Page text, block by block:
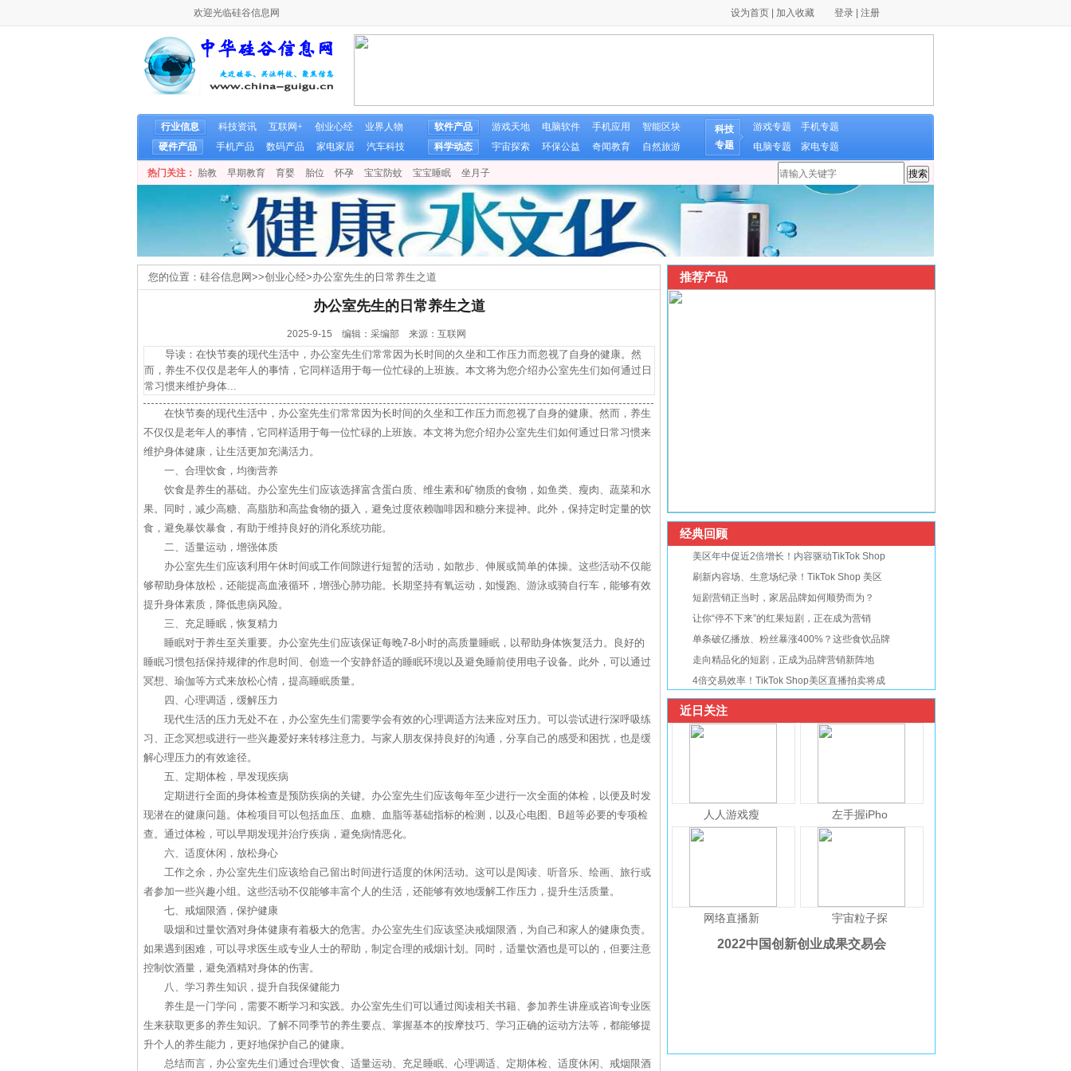
欢迎光临硅谷信息网 设为首页 加入收藏 登录 注册
行业信息 科技资讯 互联网+ 创业心经
业界人物
硬件产品
手机产品 数码产品 家电家居 汽车科技
软件产品 游戏天地 电脑软件 手机应用
智能区块
科学动态
宇宙探索 环保公益 奇闻教育 自然旅游
科技
专题
游戏专题
手机专题
电脑专题
家电专题
热门关注： 胎教 早期教育 育婴 胎位 怀孕 宝宝防蚊 宝宝睡眠 坐月子
您的位置： 硅谷信息网>>创业心经>办公室先生的日常养生之道
办公室先生的日常养生之道
2025-9-15 编辑：采编部 来源：互联网
导读：在快节奏的现代生活中，办公室先生们常常因为长时间的久坐和工作压力而忽视了自身的健康。然
而，养生不仅仅是老年人的事情，它同样适用于每一位忙碌的上班族。本文将为您介绍办公室先生们如何通过日
常习惯来维护身体...
在快节奏的现代生活中，办公室先生们常常因为长时间的久坐和工作压力而忽视了自身的健康。然而，养生
不仅仅是老年人的事情，它同样适用于每一位忙碌的上班族。本文将为您介绍办公室先生们如何通过日常习惯来
维护身体健康，让生活更加充满活力。
一、合理饮食，均衡营养
饮食是养生的基础。办公室先生们应该选择富含蛋白质、维生素和矿物质的食物，如鱼类、瘦肉、蔬菜和水
果。同时，减少高糖、高脂肪和高盐食物的摄入，避免过度依赖咖啡因和糖分来提神。此外，保持定时定量的饮
食，避免暴饮暴食，有助于维持良好的消化系统功能。
二、适量运动，增强体质
办公室先生们应该利用午休时间或工作间隙进行短暂的活动，如散步、伸展或简单的体操。这些活动不仅能
够帮助身体放松，还能提高血液循环，增强心肺功能。长期坚持有氧运动，如慢跑、游泳或骑自行车，能够有效
提升身体素质，降低患病风险。
三、充足睡眠，恢复精力
睡眠对于养生至关重要。办公室先生们应该保证每晚7-8小时的高质量睡眠，以帮助身体恢复活力。良好的
睡眠习惯包括保持规律的作息时间、创造一个安静舒适的睡眠环境以及避免睡前使用电子设备。此外，可以通过
冥想、瑜伽等方式来放松心情，提高睡眠质量。
四、心理调适，缓解压力
现代生活的压力无处不在，办公室先生们需要学会有效的心理调适方法来应对压力。可以尝试进行深呼吸练
习、正念冥想或进行一些兴趣爱好来转移注意力。与家人朋友保持良好的沟通，分享自己的感受和困扰，也是缓
解心理压力的有效途径。
五、定期体检，早发现疾病
定期进行全面的身体检查是预防疾病的关键。办公室先生们应该每年至少进行一次全面的体检，以便及时发
现潜在的健康问题。体检项目可以包括血压、血糖、血脂等基础指标的检测，以及心电图、B超等必要的专项检
查。通过体检，可以早期发现并治疗疾病，避免病情恶化。
六、适度休闲，放松身心
工作之余，办公室先生们应该给自己留出时间进行适度的休闲活动。这可以是阅读、听音乐、绘画、旅行或
者参加一些兴趣小组。这些活动不仅能够丰富个人的生活，还能够有效地缓解工作压力，提升生活质量。
七、戒烟限酒，保护健康
吸烟和过量饮酒对身体健康有着极大的危害。办公室先生们应该坚决戒烟限酒，为自己和家人的健康负责。
如果遇到困难，可以寻求医生或专业人士的帮助，制定合理的戒烟计划。同时，适量饮酒也是可以的，但要注意
控制饮酒量，避免酒精对身体的伤害。
八、学习养生知识，提升自我保健能力
养生是一门学问，需要不断学习和实践。办公室先生们可以通过阅读相关书籍、参加养生讲座或咨询专业医
生来获取更多的养生知识。了解不同季节的养生要点、掌握基本的按摩技巧、学习正确的运动方法等，都能够提
升个人的养生能力，更好地保护自己的健康。
总结而言，办公室先生们通过合理饮食、适量运动、充足睡眠、心理调适、定期体检、适度休闲、戒烟限酒
推荐产品
经典回顾
美区年中促近2倍增长！内容驱动TikTok Shop
刷新内容场、生意场纪录！TikTok Shop 美区
短剧营销正当时，家居品牌如何顺势而为？
让你“停不下来”的红果短剧，正在成为营销
单条破亿播放、粉丝暴涨400%？这些食饮品牌
走向精品化的短剧，正成为品牌营销新阵地
4倍交易效率！TikTok Shop美区直播拍卖将成
近日关注
人人游戏瘦 左手握iPho
网络直播新 宇宙粒子探
2022中国创新创业成果交易会